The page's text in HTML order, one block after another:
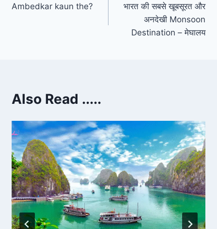
Ambedkar kaun the?
भारत की सबसे खूबसूरत और
अनदेखी Monsoon
Destination – मेघालय
Also Read .....